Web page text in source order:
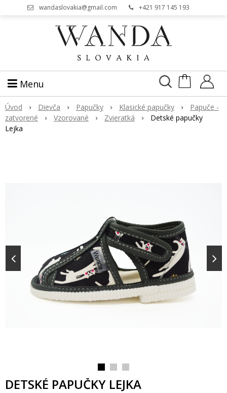
wandaslovakia@gmail.com +421 917 145 193
Menu
Úvod Dievča Papučky Klasické papučky
Papuče -
zatvorené
Vzorované Zvieratk
Detské papučky
Lejka
DETSKÉ PAPUČKY LEJKA